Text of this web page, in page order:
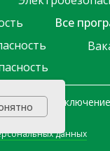
Все
данных